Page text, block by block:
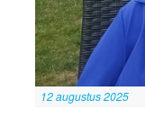
12 augustus 2025